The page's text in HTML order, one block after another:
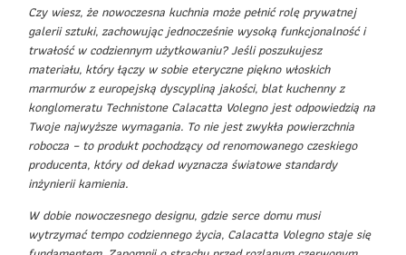
Czy wiesz, że nowoczesna kuchnia może pełnić rolę prywatnej
galerii sztuki, zachowując jednocześnie wysoką funkcjonalność i
trwałość w codziennym użytkowaniu? Jeśli poszukujesz
materiału, który łączy w sobie eteryczne piękno włoskich
marmurów z europejską dyscypliną jakości, blat kuchenny z
konglomeratu Technistone Calacatta Volegno jest odpowiedzią na
Twoje najwyższe wymagania. To nie jest zwykła powierzchnia
robocza – to produkt pochodzący od renomowanego czeskiego
producenta, który od dekad wyznacza światowe standardy
inżynierii kamienia.
W dobie nowoczesnego designu, gdzie serce domu musi
wytrzymać tempo codziennego życia, Calacatta Volegno staje się